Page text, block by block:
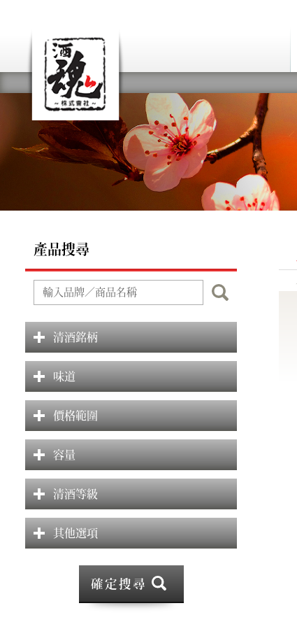
產品搜尋
清酒銘柄
味道
價格範圍
容量
清酒等級
其他選項
確定搜尋